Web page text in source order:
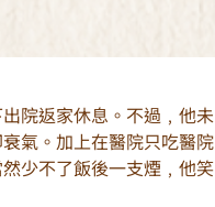
院返家休息。不過﹐他未
氣。加上在醫院只吃醫院
少不了飯後一支煙﹐他笑